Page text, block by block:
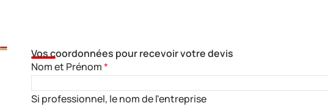
Vos coordonnées pour recevoir votre devis
Nom et Prénom*
Si professionnel, le nom de l'entreprise